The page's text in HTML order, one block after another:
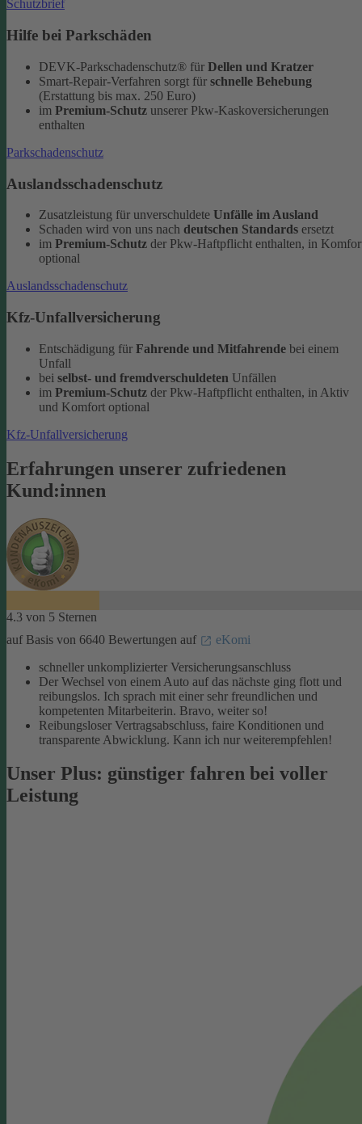
Schutzbrief
Hilfe bei Parkschäden
DEVK-Parkschadenschutz® für Dellen und Kratzer
Smart-Repair-Verfahren sorgt für schnelle Behebung
(Erstattung bis max. 250 Euro)
im Premium-Schutz unserer Pkw-Kaskoversicherungen
enthalten
Parkschadenschutz
Auslandsschadenschutz
Zusatzleistung für unverschuldete Unfälle im Ausland
Schaden wird von uns nach deutschen Standards ersetzt
im Premium-Schutz der Pkw-Haftpflicht enthalten, in
optional
Auslandsschadenschutz
Kfz-Unfallversicherung
Entschädigung für Fahrende und Mitfahrende bei einem
Unfall
bei selbst- und fremdverschuldeten Unfällen
im Premium-Schutz der Pkw-Haftpflicht enthalten, in Aktiv
und Komfort optional
Kfz-Unfallversicherung
Erfahrungen unserer zufriedenen
Kund:innen
4.3 von 5 Sternen
auf Basis von 6640 Bewertungen auf
eKomi
schneller unkomplizierter Versicherungsanschluss
Der Wechsel von einem Auto auf das nächste ging flott und
reibungslos. Ich sprach mit einer sehr freundlichen und
kompetenten Mitarbeiterin. Bravo, weiter so!
Reibungsloser Vertragsabschluss, faire Konditionen und
transparente Abwicklung. Kann ich nur weiterempfehlen!
Unser Plus: günstiger fahren bei voller
Leistung